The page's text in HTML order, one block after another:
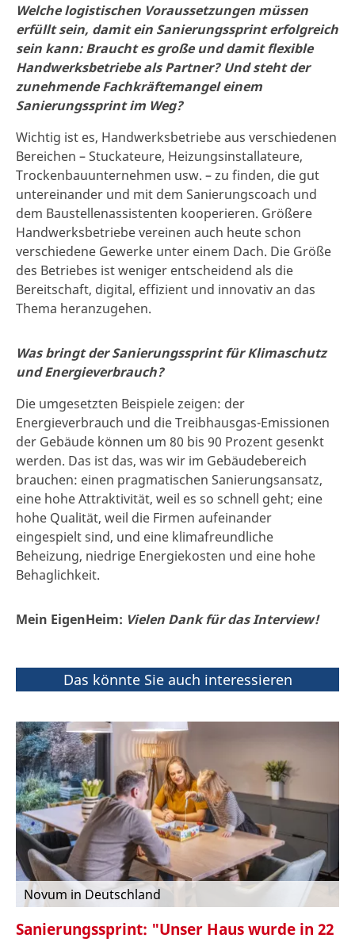
Welche logistischen Voraussetzungen müssen
erfüllt sein, damit ein Sanierungssprint erfolgreich
sein kann: Braucht es große und damit flexible
Handwerksbetriebe als Partner? Und steht der
zunehmende Fachkräftemangel einem
Sanierungssprint im Weg?
Wichtig ist es, Handwerksbetriebe aus verschiedenen
Bereichen – Stuckateure, Heizungsinstallateure,
Trockenbauunternehmen usw. – zu finden, die gut
untereinander und mit dem Sanierungscoach und
dem Baustellenassistenten kooperieren. Größere
Handwerksbetriebe vereinen auch heute schon
verschiedene Gewerke unter einem Dach. Die Größe
des Betriebes ist weniger entscheidend als die
Bereitschaft, digital, effizient und innovativ an das
Thema heranzugehen.
Was bringt der Sanierungssprint für Klimaschutz
und Energieverbrauch?
Die umgesetzten Beispiele zeigen: der
Energieverbrauch und die Treibhausgas-Emissionen
der Gebäude können um 80 bis 90 Prozent gesenkt
werden. Das ist das, was wir im Gebäudebereich
brauchen: einen pragmatischen Sanierungsansatz,
eine hohe Attraktivität, weil es so schnell geht; eine
hohe Qualität, weil die Firmen aufeinander
eingespielt sind, und eine klimafreundliche
Beheizung, niedrige Energiekosten und eine hohe
Behaglichkeit.
Mein EigenHeim: Vielen Dank für das Interview!
Das könnte Sie auch interessieren
Novum in Deutschland
Sanierungssprint: "Unser Haus wurde in 22